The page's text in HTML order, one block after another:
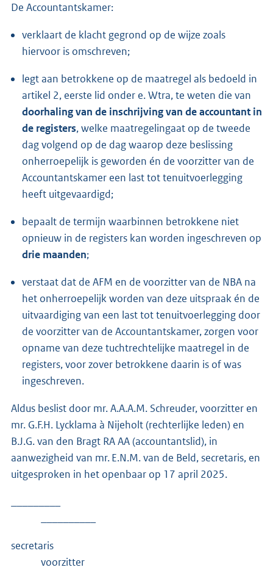
De Accountantskamer:
verklaart de klacht gegrond op de wijze zoals
hiervoor is omschreven;
legt aan betrokkene op de maatregel als bedoeld in
artikel 2, eerste lid onder e. Wtra, te weten die van
doorhaling van de inschrijving van de accountant in
de registers, welke maatregelingaat op de tweede
dag volgend op de dag waarop deze beslissing
onherroepelijk is geworden én de voorzitter van de
Accountantskamer een last tot tenuitvoerlegging
heeft uitgevaardigd;
bepaalt de termijn waarbinnen betrokkene niet
opnieuw in de registers kan worden ingeschreven op
drie maanden;
verstaat dat de AFM en de voorzitter van de NBA na
het onherroepelijk worden van deze uitspraak én de
uitvaardiging van een last tot tenuitvoerlegging door
de voorzitter van de Accountantskamer, zorgen voor
opname van deze tuchtrechtelijke maatregel in de
registers, voor zover betrokkene daarin is of was
ingeschreven.
Aldus beslist door mr. A.A.A.M. Schreuder, voorzitter en
mr. G.F.H. Lycklama à Nijeholt (rechterlijke leden) en
B.J.G. van den Bragt RA AA (accountantslid), in
aanwezigheid van mr. E.N.M. van de Beld, secretaris, en
uitgesproken in het openbaar op 17 april 2025.
secretaris
voorzitter